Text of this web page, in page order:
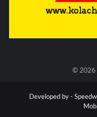
©2026
Developed by -